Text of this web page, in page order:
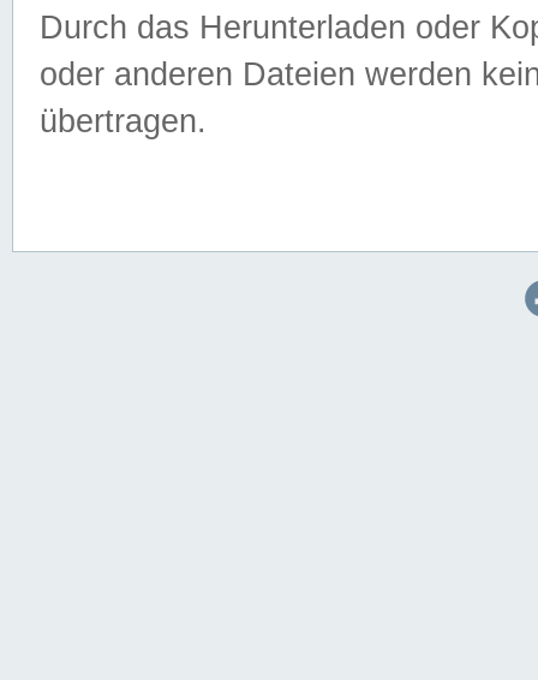
Durch das Herunterladen oder
oder anderen Dateien werden
übertragen.